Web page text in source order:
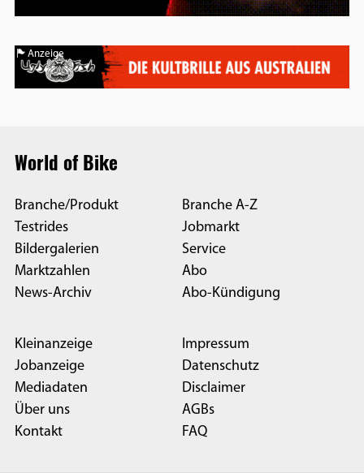
Anzeige
World of Bike
Branche/Produkt
Testrides
Bildergalerien
Marktzahlen
News-Archiv
Branche A-Z
Jobmarkt
Service
Abo
Abo-Kündigung
Kleinanzeige
Jobanzeige
Mediadaten
Über uns
Kontakt
Impressum
Datenschutz
Disclaimer
AGBs
FAQ